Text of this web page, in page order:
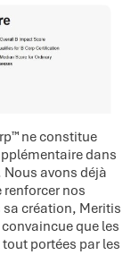
ne constitue
dans
avons déjà
renforcer nos
création, Meritis
que les
portées par les